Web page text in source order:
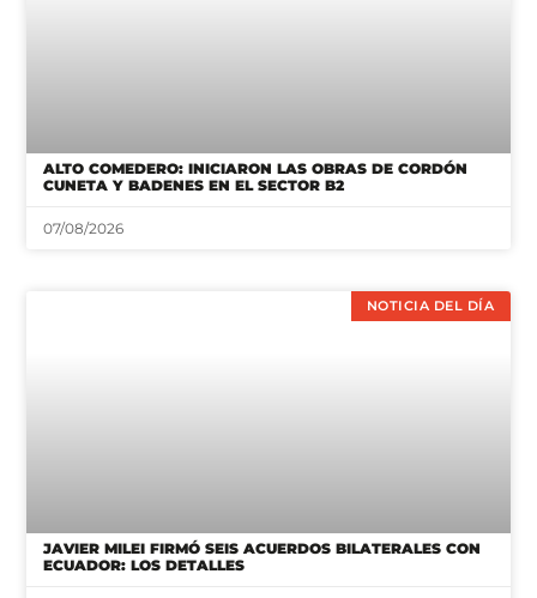
ALTO COMEDERO: INICIARON LAS OBRAS DE CORDÓN
CUNETA Y BADENES EN EL SECTOR B2
07/08/2026
NOTICIA DEL DÍA
JAVIER MILEI FIRMÓ SEIS ACUERDOS BILATERALES CON
ECUADOR: LOS DETALLES